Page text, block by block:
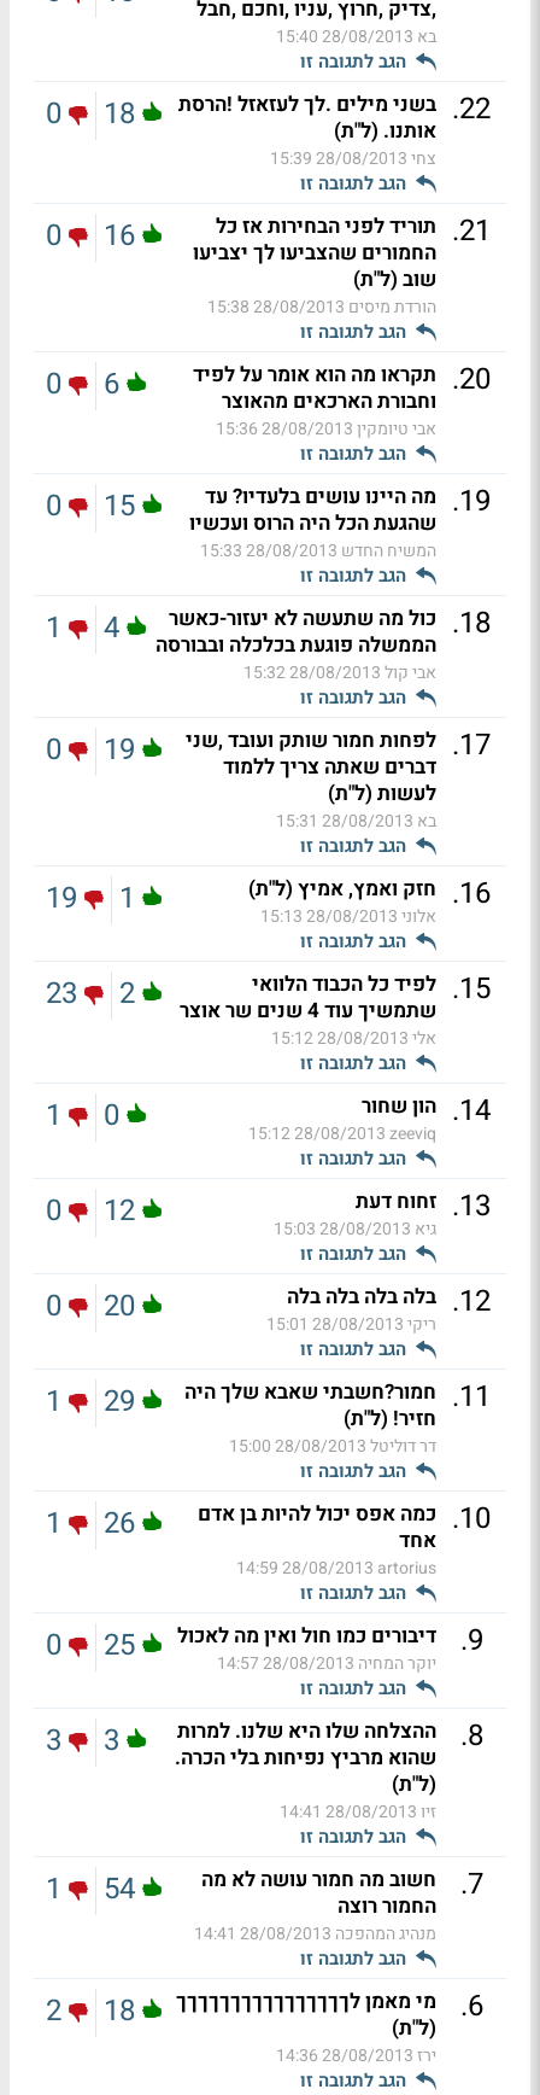
,צדיק ,חרוץ ,עניו ,וחכם ,חבל
בא 28/08/2013 15:40
הגב לתגובה זו
22
. בשני מילים .לך לעזאזל !הרסת
אותנו. (ל"ת)
צחי28/08/2013 15:39
הגב לתגובה זו
18
0
21
. תוריד לפני הבחירות אז כל
החמורים שהצביעו לך יצביעו
שוב (ל"ת)
הורדת מיסים 28/08/2013 15:38
הגב לתגובה זו
16
0
20
. תקראו מה הוא אומר על לפיד
וחבורת הארכאים מהאוצר
אבי טיומקין28/08/2013 15:36
הגב לתגובה זו
6
0
19
. מה היינו עושים בלעדיו? עד
שהגעת הכל היה הרוס ועכשיו
המשיח החדש 28/08/2013 15:33
הגב לתגובה זו
15
0
18
. כול מה שתעשה לא יעזור-כאשר
הממשלה פוגעת בכלכלה ובבורסה
אבי קול28/08/2013 15:32
הגב לתגובה זו
4
1
17
. לפחות חמור שותק ועובד ,שני
דברים שאתה צריך ללמוד
לעשות (ל"ת)
בא 28/08/2013 15:31
הגב לתגובה זו
19
0
16
. חזק ואמץ, אמיץ (ל"ת)
אלוני28/08/2013 15:13
הגב לתגובה זו
1
19
15
. לפיד כל הכבוד הלוואי
שתמשיך עוד 4 שנים שר אוצר
אלי28/08/2013 15:12
הגב לתגובה זו
2
23
14
. הון שחור
zeeviq
28/08/2013 15:12
הגב לתגובה זו
0
1
13
. זחוח דעת
גיא 28/08/2013 15:03
הגב לתגובה זו
12
0
12
. בלה בלה בלה בלה
ריקי28/08/2013 15:01
הגב לתגובה זו
20
0
11
. חמור?חשבתי שאבא שלך היה
חזיר! (ל"ת)
דר דוליטל28/08/2013 15:00
הגב לתגובה זו
29
1
10
. כמה אפס יכול להיות בן אדם
אחד
artorius
28/08/2013 14:59
הגב לתגובה זו
26
1
9
. דיבורים כמו חול ואין מה לאכול
יוקר המחיה 28/08/2013 14:57
הגב לתגובה זו
25
0
8
.
ההצלחה שלו היא שלנו. למרות
שהוא מרביץ נפיחות בלי הכרה.
(ל"ת)
זיו28/08/2013 14:41
הגב לתגובה זו
3
3
7
.
חשוב מה חמור עושה לא מה
החמור רוצה
מנהיג המהפכה 28/08/2013 14:41
הגב לתגובה זו
54
1
6
.
מי מאמן לךךךךךךךךךךךךךךךך
(ל"ת)
ירז28/08/2013 14:36
הגב לתגובה זו
18
2